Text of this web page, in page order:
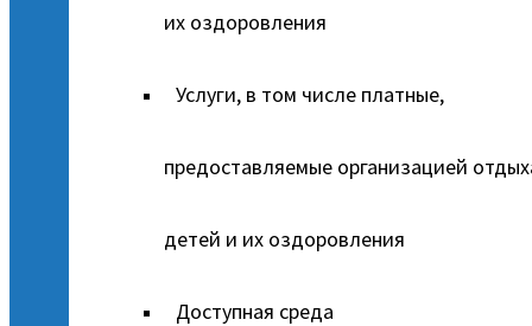
их оздоровления
Услуги, в том числе платные,
предоставляемые организацией
детей и их оздоровления
Доступная среда